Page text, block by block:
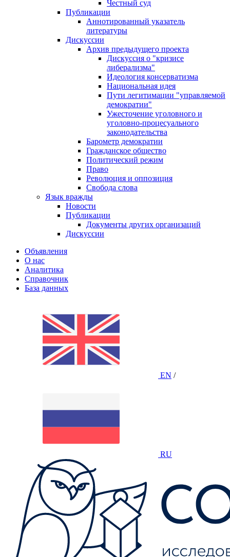
Честный суд
Публикации
Аннотированный указатель
литературы
Дискуссии
Архив предыдущего проекта
Дискуссия о "кризисе
либерализма"
Идеология консерватизма
Национальная идея
Пути легитимации "управляемой
демократии"
Ужесточение уголовного и
уголовно-процесуального
законодательства
Барометр демократии
Гражданское общество
Политический режим
Право
Революция и оппозиция
Свобода слова
Язык вражды
Новости
Публикации
Документы других организаций
Дискуссии
Объявления
О нас
Аналитика
Справочник
База данных
EN /
RU